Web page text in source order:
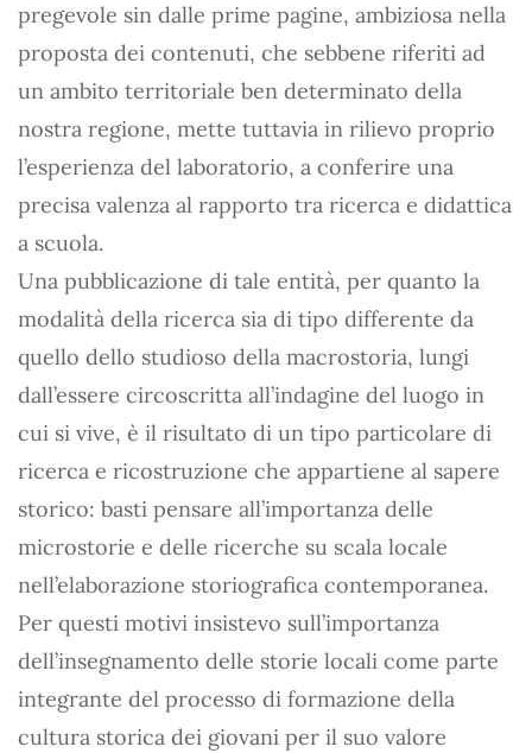
pregevole sin dalle prime pagine, ambiziosa nella
proposta dei contenuti, che sebbene riferiti ad
un ambito territoriale ben determinato della
nostra regione, mette tuttavia in rilievo proprio
l’esperienza del laboratorio, a conferire una
precisa valenza al rapporto tra ricerca e didattica
a scuola.
Una pubblicazione di tale entità, per quanto la
modalità della ricerca sia di tipo differente da
quello dello studioso della macrostoria, lungi
dall’essere circoscritta all’indagine del luogo in
cui si vive, è il risultato di un tipo particolare di
ricerca e ricostruzione che appartiene al sapere
storico: basti pensare all’importanza delle
microstorie e delle ricerche su scala locale
nell’elaborazione storiografica contemporanea.
Per questi motivi insistevo sull’importanza
dell’insegnamento delle storie locali come parte
integrante del processo di formazione della
cultura storica dei giovani per il suo valore